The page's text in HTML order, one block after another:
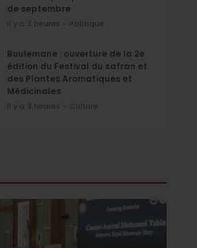
de septembre
il y a 3 heures - Politique
Boulemane : ouverture de la 2e
édition du Festival du safran et
des Plantes Aromatiques et
Médicinales
il y a 3 heures - Culture